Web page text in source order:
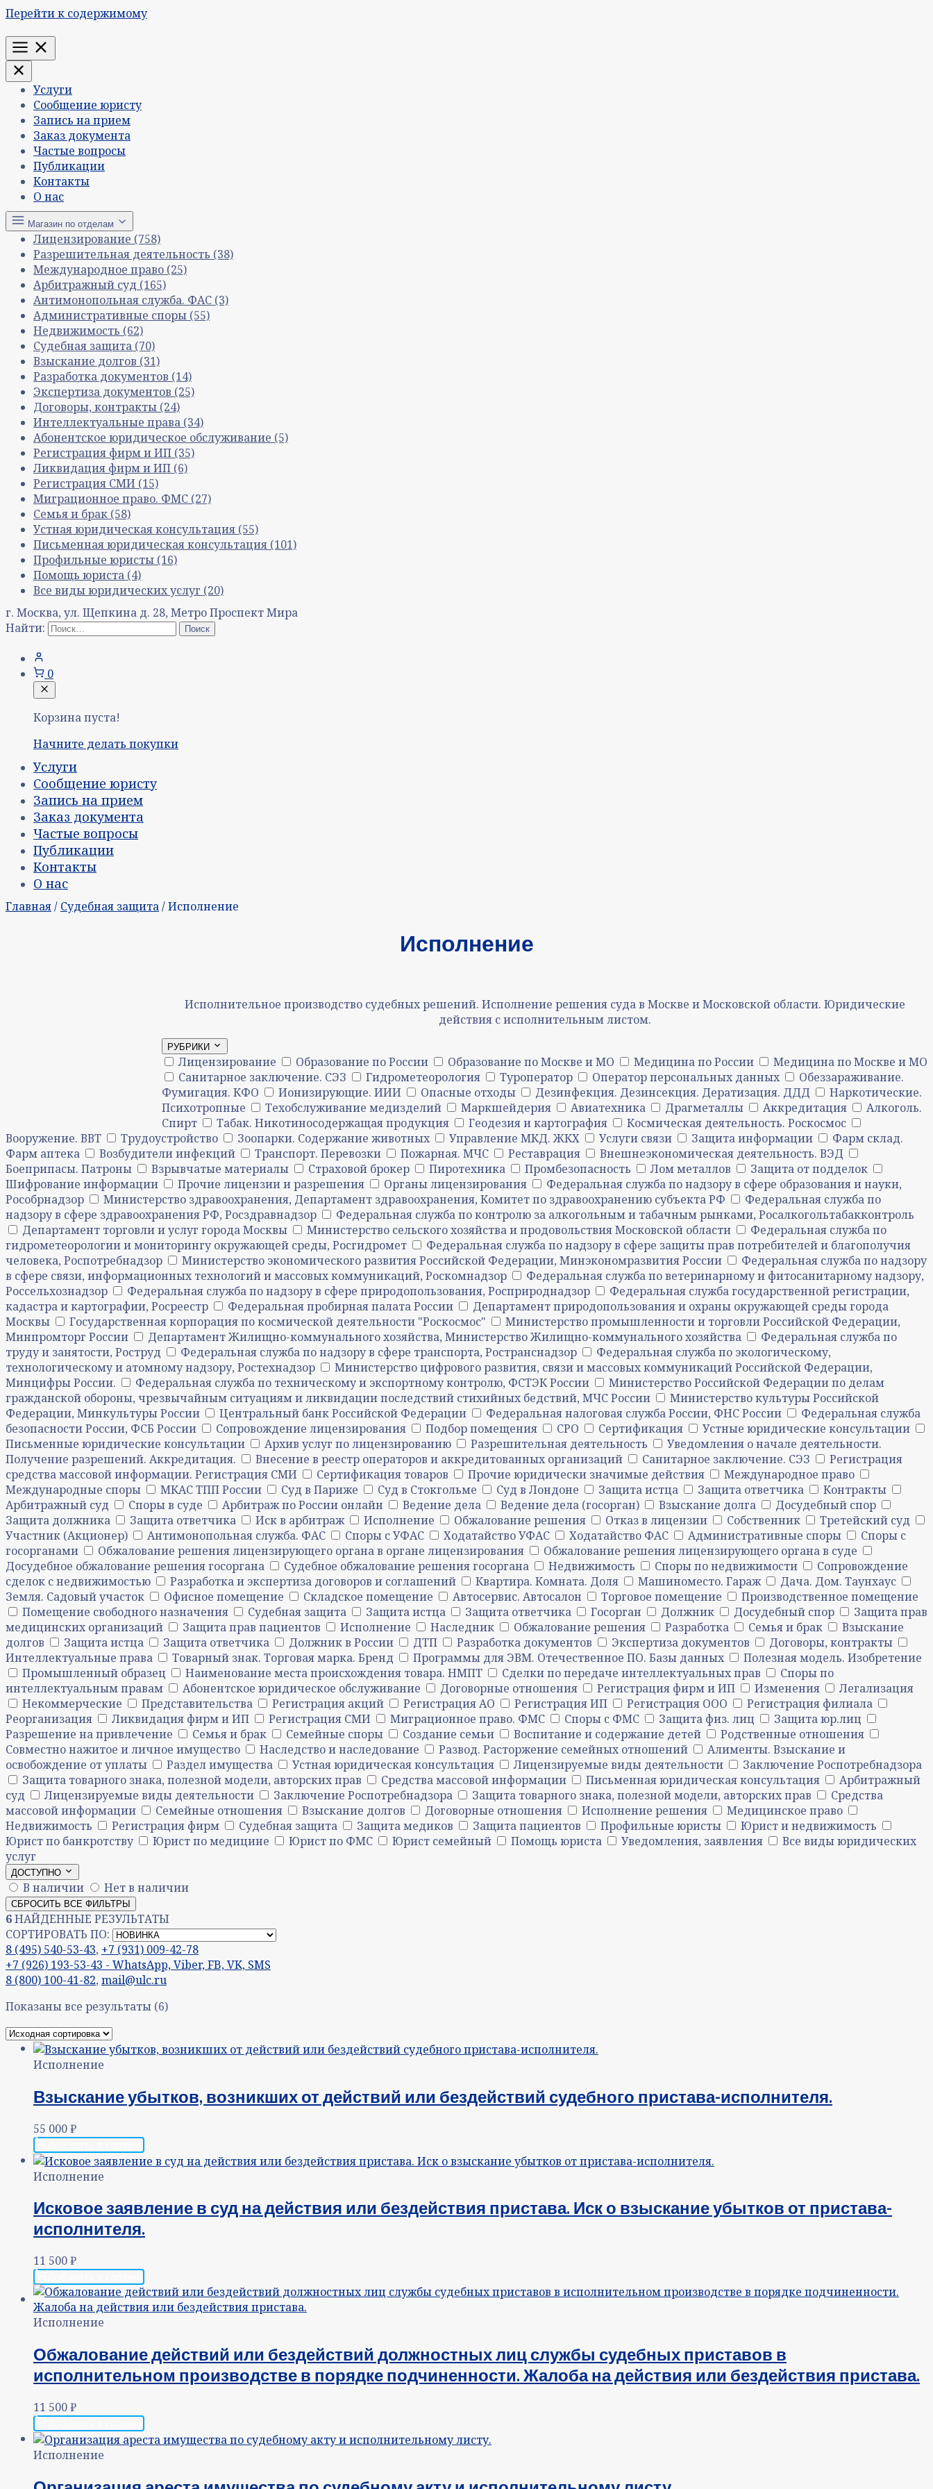
Перейти к содержимому
Меню
Услуги
Сообщение юристу
Запись на прием
Заказ документа
Частые вопросы
Публикации
Контакты
О нас
Магазин по отделам
Лицензирование (758)
Разрешительная деятельность (38)
Международное право (25)
Арбитражный суд (165)
Антимонопольная служба. ФАС (3)
Административные споры (55)
Недвижимость (62)
Судебная защита (70)
Взыскание долгов (31)
Разработка документов (14)
Экспертиза документов (25)
Договоры, контракты (24)
Интеллектуальные права (34)
Абонентское юридическое обслуживание (5)
Регистрация фирм и ИП (35)
Ликвидация фирм и ИП (6)
Регистрация СМИ (15)
Миграционное право. ФМС (27)
Семья и брак (58)
Устная юридическая консультация (55)
Письменная юридическая консультация (101)
Профильные юристы (16)
Помощь юриста (4)
Все виды юридических услуг (20)
г. Москва, ул. Щепкина д. 28, Метро Проспект Мира
Найти:
0
Корзина пуста!
Начните делать покупки
Услуги
Сообщение юристу
Запись на прием
Заказ документа
Частые вопросы
Публикации
Контакты
О нас
Главная/ Судебная защита/ Исполнение
Исполнение
Исполнительное производство судебных решений. Исполнение решения суда в Москве и Московской области. Юридические
действия с исполнительным листом.
РУБРИКИ
Лицензирование Образование по России Образование по Москве и МО Медицина по России
Медицина по Москве и МО
Санитарное заключение. СЭЗ
Гидрометеорология Туроператор Оператор персональных данных
Обеззараживание.
Фумигация. КФО
Ионизирующие. ИИИ Опасные отходы Дезинфекция. Дезинсекция. Дератизация. ДДД
Наркотические.
Психотропные
Техобслуживание медизделий Маркшейдерия Авиатехника Драгметаллы Аккредитация
Алкоголь.
Спирт
Табак. Никотиносодержащая продукция Геодезия и картография
Космическая деятельность. Роскосмос
Вооружение. ВВТ
Трудоустройство Зоопарки. Содержание животных Управление МКД. ЖКХ Услуги связи Защита информации
Фарм склад.
Фарм аптека
Возбудители инфекций Транспорт. Перевозки Пожарная. МЧС Реставрация
Внешнеэкономическая деятельность. ВЭД
Боеприпасы. Патроны
Взрывчатые материалы Страховой брокер Пиротехника Промбезопасность Лом металлов
Защита от подделок
Шифрование информации
Прочие лицензии и разрешения Органы лицензирования
Федеральная служба по надзору в сфере образования и науки,
Рособрнадзор
Министерство здравоохранения, Департамент здравоохранения, Комитет по здравоохранению субъекта РФ
Федеральная служба по
надзору в сфере здравоохранения РФ, Росздравнадзор
Федеральная служба по контролю за алкогольным и табачным рынками, Росалкогольтабакконтроль
Департамент торговли и услуг города Москвы
Министерство сельского хозяйства и продовольствия Московской области
Федеральная служба по
гидрометеорологии и мониторингу окружающей среды, Росгидромет
Федеральная служба по надзору в сфере защиты прав потребителей и благополучия
человека, Роспотребнадзор
Министерство экономического развития Российской Федерации, Минэкономразвития России
Федеральная служба по надзору
в сфере связи, информационных технологий и массовых коммуникаций, Роскомнадзор
Федеральная служба по ветеринарному и фитосанитарному надзору,
Россельхознадзор
Федеральная служба по надзору в сфере природопользования, Росприроднадзор
Федеральная служба государственной регистрации,
кадастра и картографии, Росреестр
Федеральная пробирная палата России
Департамент природопользования и охраны окружающей среды города
Москвы
Государственная корпорация по космической деятельности "Роскосмос"
Министерство промышленности и торговли Российской Федерации,
Минпромторг России
Департамент Жилищно-коммунального хозяйства, Министерство Жилищно-коммунального хозяйства
Федеральная служба по
труду и занятости, Роструд
Федеральная служба по надзору в сфере транспорта, Ространснадзор
Федеральная служба по экологическому,
технологическому и атомному надзору, Ростехнадзор
Министерство цифрового развития, связи и массовых коммуникаций Российской Федерации,
Минцифры России.
Федеральная служба по техническому и экспортному контролю, ФСТЭК России
Министерство Российской Федерации по делам
гражданской обороны, чрезвычайным ситуациям и ликвидации последствий стихийных бедствий, МЧС России
Министерство культуры Российской
Федерации, Минкультуры России
Центральный банк Российской Федерации Федеральная налоговая служба России, ФНС России
Федеральная служба
безопасности России, ФСБ России
Сопровождение лицензирования Подбор помещения СРО Сертификация
Устные юридические консультации
Письменные юридические консультации
Архив услуг по лицензированию Разрешительная деятельность
Уведомления о начале деятельности.
Получение разрешений. Аккредитация.
Внесение в реестр операторов и аккредитованных организаций Санитарное заключение. СЭЗ
Регистрация
средства массовой информации. Регистрация СМИ
Сертификация товаров Прочие юридически значимые действия
Международное право
Международные споры
МКАС ТПП России Суд в Париже Суд в Стокгольме Суд в Лондоне Защита истца Защита ответчика
Контракты
Арбитражный суд
Споры в суде Арбитраж по России онлайн Ведение дела Ведение дела (госорган) Взыскание долга
Досудебный спор
Защита должника
Защита ответчика Иск в арбитраж Исполнение Обжалование решения Отказ в лицензии Собственник
Третейский суд
Участник (Акционер)
Антимонопольная служба. ФАС Споры с УФАС Ходатайство УФАС Ходатайство ФАС Административные споры
Споры с
госорганами
Обжалование решения лицензирующего органа в органе лицензирования
Обжалование решения лицензирующего органа в суде
Досудебное обжалование решения госоргана
Судебное обжалование решения госоргана Недвижимость Споры по недвижимости
Сопровождение
сделок с недвижимостью
Разработка и экспертиза договоров и соглашений Квартира. Комната. Доля Машиноместо. Гараж
Дача. Дом. Таунхаус
Земля. Садовый участок
Офисное помещение Складское помещение Автосервис. Автосалон Торговое помещение
Производственное помещение
Помещение свободного назначения
Судебная защита Защита истца Защита ответчика Госорган Должник Досудебный спор
Защита прав
медицинских организаций
Защита прав пациентов Исполнение Наследник Обжалование решения Разработка Семья и брак
Взыскание
долгов
Защита истца Защита ответчика Должник в России ДТП Разработка документов Экспертиза документов
Договоры, контракты
Интеллектуальные права
Товарный знак. Торговая марка. Бренд Программы для ЭВМ. Отечественное ПО. Базы данных
Полезная модель. Изобретение
Промышленный образец
Наименование места происхождения товара. НМПТ Сделки по передаче интеллектуальных прав
Споры по
интеллектуальным правам
Абонентское юридическое обслуживание Договорные отношения Регистрация фирм и ИП Изменения
Легализация
Некоммерческие
Представительства Регистрация акций Регистрация АО Регистрация ИП Регистрация ООО
Регистрация филиала
Реорганизация
Ликвидация фирм и ИП Регистрация СМИ Миграционное право. ФМС Споры с ФМС Защита физ. лиц
Защита юр.лиц
Разрешение на привлечение
Семья и брак Семейные споры Создание семьи Воспитание и содержание детей
Родственные отношения
Совместно нажитое и личное имущество
Наследство и наследование Развод. Расторжение семейных отношений
Алименты. Взыскание и
освобождение от уплаты
Раздел имущества Устная юридическая консультация Лицензируемые виды деятельности
Заключение Роспотребнадзора
Защита товарного знака, полезной модели, авторских прав
Средства массовой информации Письменная юридическая консультация
Арбитражный
суд
Лицензируемые виды деятельности Заключение Роспотребнадзора Защита товарного знака, полезной модели, авторских прав
Средства
массовой информации
Семейные отношения Взыскание долгов Договорные отношения Исполнение решения
Медицинское право
Недвижимость
Регистрация фирм Судебная защита Защита медиков Защита пациентов Профильные юристы
Юрист и недвижимость
Юрист по банкротству
Юрист по медицине Юрист по ФМС Юрист семейный Помощь юриста Уведомления, заявления
Все виды юридических
услуг
ДОСТУПНО
В наличии Нет в наличии
СБРОСИТЬ ВСЕ ФИЛЬТРЫ
6НАЙДЕННЫЕ РЕЗУЛЬТАТЫ
СОРТИРОВАТЬ ПО:
8 (495) 540-53-43, +7 (931) 009-42-78
+7 (926) 193-53-43 - WhatsApp, Viber, FB, VK, SMS
8 (800) 100-41-82, mail@ulc.ru
Показаны все результаты (6)
Исполнение
Взыскание убытков, возникших от действий или бездействий судебного пристава-исполнителя.
55 000₽
Исполнение
Исковое заявление в суд на действия или бездействия пристава. Иск о взыскание убытков от пристава-
исполнителя.
11 500₽
Исполнение
Обжалование действий или бездействий должностных лиц службы судебных приставов в
исполнительном производстве в порядке подчиненности. Жалоба на действия или бездействия пристава.
11 500₽
Исполнение